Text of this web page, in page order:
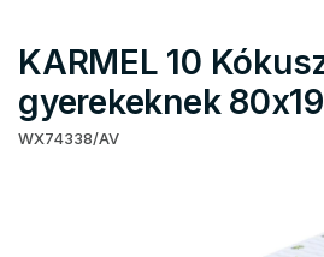
KARMEL 10
gyerekeknek
WX74338/AV